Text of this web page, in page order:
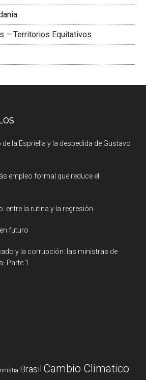
– Territorios Equitativos
de la Espriella y la despedida de Gustavo
empleo formal que reduce el
entre la rutina y la regresión
futuro
y la corrupción: las ministras de
Parte 1
Brasil Cambio Climatico